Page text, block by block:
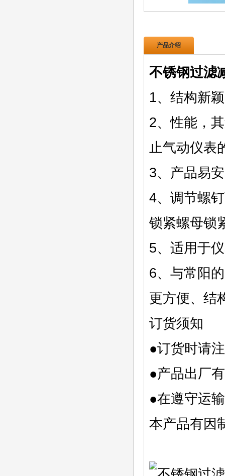
产品介绍
不锈钢过滤
1、结构新
2、性能，
止气动仪表
3、产品易
4、调节螺
锁紧螺母锁
5、适用于
6、与常阳
更方便、结
订货须知
●订货时请
●产品出厂
●在遵守运
本产品有因